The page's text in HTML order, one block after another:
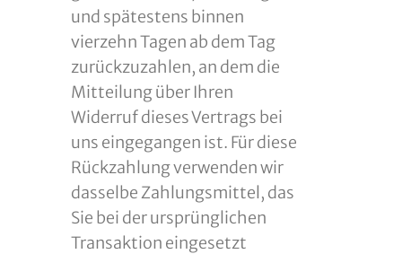
und spätestens binnen
vierzehn Tagen ab dem Tag
zurückzuzahlen, an dem die
Mitteilung über Ihren
Widerruf dieses Vertrags bei
uns eingegangen ist. Für diese
Rückzahlung verwenden wir
dasselbe Zahlungsmittel, das
Sie bei der ursprünglichen
Transaktion eingesetzt